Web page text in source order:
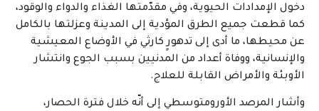
دخول الإمدادات الحيوية، وفي مقدّمتها الغذاء والدواء والوقود،
كما قطعت جميع الطرق المؤدية إلى المدينة وعزلتها بالكامل
عن محيطها، ما أدى إلى تدهورٍ كارثي في الأوضاع المعيشية
والإنسانية، ووفاة أعداد من المدنيين بسبب الجوع وانتشار
الأوبئة والأمراض القابلة للعلاج.
وأشار المرصد الأورومتوسطي إلى أنّه خلال فترة الحصار،